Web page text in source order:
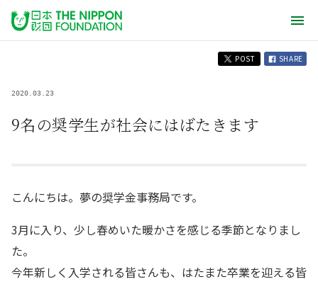
POST SHARE
2020.03.23
9名の奨学生が社会にはばたきます
こんにちは。夢の奨学金事務局です。
3月に入り、少し春めいた暖かさを感じる季節となりまし
た。
今年新しく入学される皆さんも、はたまた卒業を迎える皆